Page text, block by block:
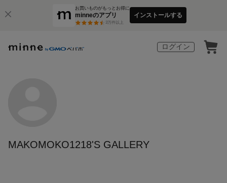
お買いものがもっとお得に
minneのアプリ
3万件以上
インストールする
ログイン
MAKOMOKO1218'S GALLERY